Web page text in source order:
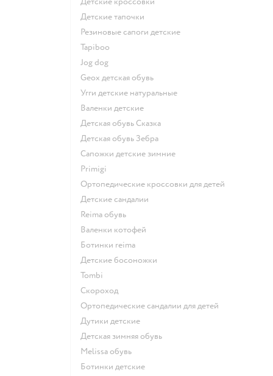
Детские тапочки
Резиновые сапоги детские
Tapiboo
Jog dog
Geox детская обувь
Угги детские натуральные
Валенки детские
Детская обувь Сказка
Детская обувь Зебра
Сапожки детские зимние
Primigi
Ортопедические кроссовки для детей
Детские сандалии
Reima обувь
Валенки котофей
Ботинки reima
Детские босоножки
Tombi
Скороход
Ортопедические сандалии для детей
Дутики детские
Детская зимняя обувь
Melissa обувь
Ботинки детские